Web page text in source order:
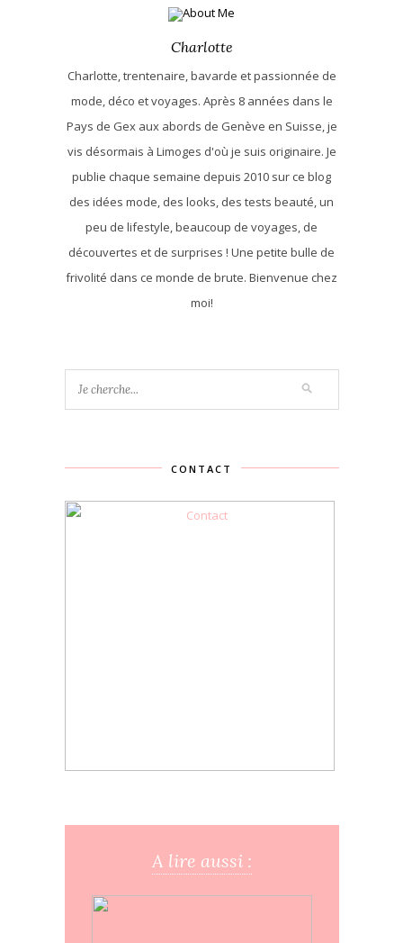
Charlotte
Charlotte, trentenaire, bavarde et passionnée de
mode, déco et voyages. Après 8 années dans le
Pays de Gex aux abords de Genève en Suisse, je
vis désormais à Limoges d'où je suis originaire. Je
publie chaque semaine depuis 2010 sur ce blog
des idées mode, des looks, des tests beauté, un
peu de lifestyle, beaucoup de voyages, de
découvertes et de surprises ! Une petite bulle de
frivolité dans ce monde de brute. Bienvenue chez
moi!
CONTACT
A lire aussi :